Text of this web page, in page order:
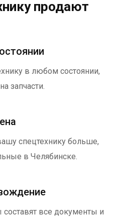
продают
в любом состоянии,
запчасти.
спецтехнику больше,
в Челябинске.
все документы и